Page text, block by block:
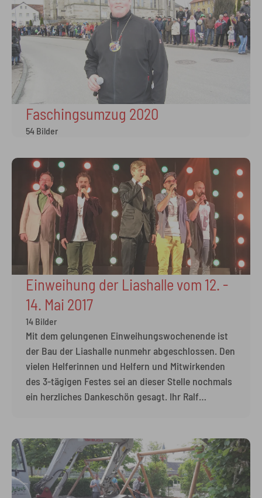
Faschingsumzug 2020
54 Bilder
Einweihung der Liashalle vom 12. -
14. Mai 2017
14 Bilder
Mit dem gelungenen Einweihungswochenende ist
der Bau der Liashalle nunmehr abgeschlossen. Den
vielen Helferinnen und Helfern und Mitwirkenden
des 3-tägigen Festes sei an dieser Stelle nochmals
ein herzliches Dankeschön gesagt. Ihr Ralf